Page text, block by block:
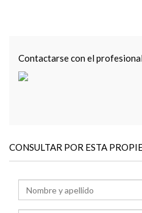
Contactarse con el
CONSULTAR POR ESTA